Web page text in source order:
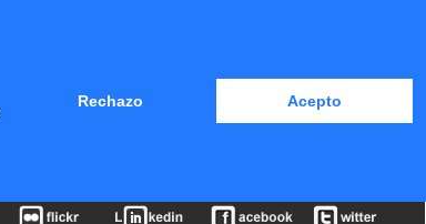
Rechazo Acepto